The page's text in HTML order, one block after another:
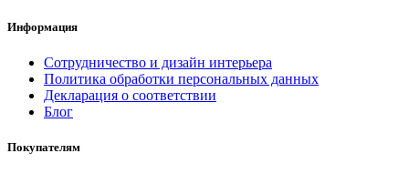
Информация
Сотрудничество и дизайн интерьера
Политика обработки персональных данных
Декларация о соответствии
Блог
Покупателям